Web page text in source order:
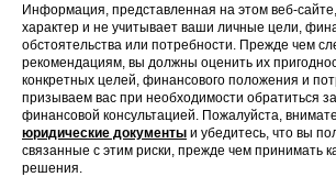
Информация, представленная на этом веб-
характер и не учитывает ваши личные цели,
обстоятельства или потребности. Прежде чем
рекомендациям, вы должны оценить их
конкретных целей, финансового положения и
призываем вас при необходимости обратиться
финансовой консультацией. Пожалуйста,
юридические документы и убедитесь, что вы
связанные с этим риски, прежде чем принимать
решения.